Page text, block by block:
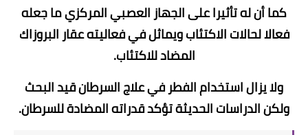
كما أن له تأثيرا على الجهاز العصبي المركزي ما جعله
فعالا لحالات الاكتئاب ويماثل في فعاليته عقار البروزاك
المضاد للاكتئاب.
ولا يزال استخدام الفطر في علاج السرطان قيد البحث
ولكن الدراسات الحديثة تؤكد قدراته المضادة للسرطان.